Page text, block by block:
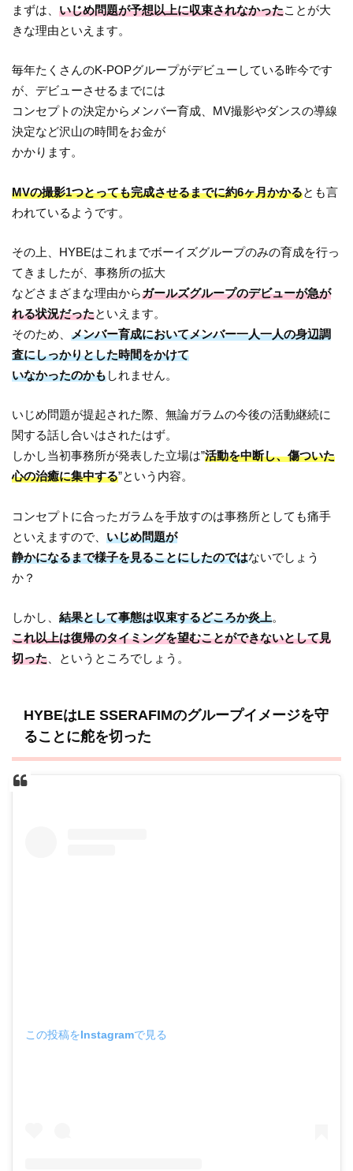
まずは、いじめ問題が予想以上に収束されなかったことが大
きな理由といえます。
毎年たくさんのK-POPグループがデビューしている昨今です
が、デビューさせるまでには
コンセプトの決定からメンバー育成、MV撮影やダンスの導線
決定など沢山の時間をお金が
かかります。
MVの撮影1つとっても完成させるまでに約6ヶ月かかるとも言
われているようです。
その上、HYBEはこれまでボーイズグループのみの育成を行っ
てきましたが、事務所の拡大
などさまざまな理由からガールズグループのデビューが急が
れる状況だったといえます。
そのため、メンバー育成においてメンバー一人一人の身辺調
査にしっかりとした時間をかけて
いなかったのかもしれません。
いじめ問題が提起された際、無論ガラムの今後の活動継続に
関する話し合いはされたはず。
しかし当初事務所が発表した立場は”活動を中断し、傷ついた
心の治癒に集中する”という内容。
コンセプトに合ったガラムを手放すのは事務所としても痛手
といえますので、いじめ問題が
静かになるまで様子を見ることにしたのではないでしょう
か？
しかし、結果として事態は収束するどころか炎上。
これ以上は復帰のタイミングを望むことができないとして見
切った 、というところでしょう。
HYBEはLE SSERAFIMのグループイメージを守
ることに舵を切った
この投稿をInstagramで見る